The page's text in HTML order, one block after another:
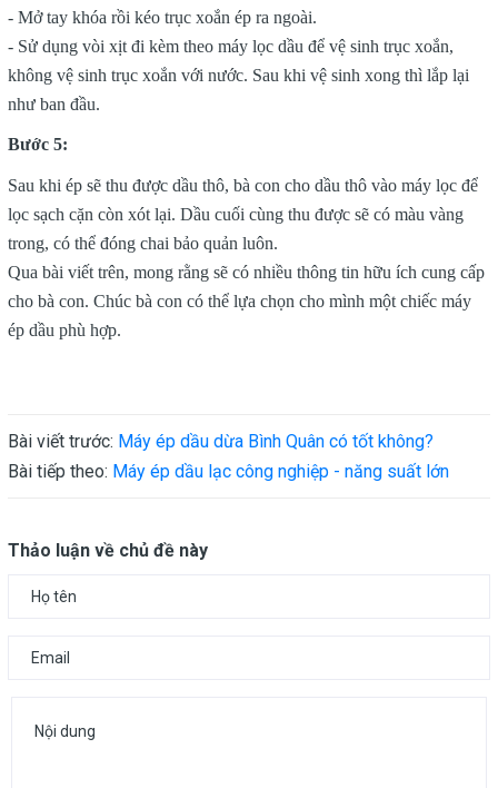
- Mở tay khóa rồi kéo trục xoắn ép ra ngoài.
- Sử dụng vòi xịt đi kèm theo máy lọc dầu để vệ sinh trục xoắn,
không vệ sinh trục xoắn với nước. Sau khi vệ sinh xong thì lắp lại
như ban đầu.
Bước 5:
Sau khi ép sẽ thu được dầu thô, bà con cho dầu thô vào máy lọc để
lọc sạch cặn còn xót lại. Dầu cuối cùng thu được sẽ có màu vàng
trong, có thể đóng chai bảo quản luôn.
Qua bài viết trên, mong rằng sẽ có nhiều thông tin hữu ích cung cấp
cho bà con. Chúc bà con có thể lựa chọn cho mình một chiếc máy
ép dầu phù hợp.
Bài viết trước: Máy ép dầu dừa Bình Quân có tốt không?
Bài tiếp theo: Máy ép dầu lạc công nghiệp - năng suất lớn
Thảo luận về chủ đề này